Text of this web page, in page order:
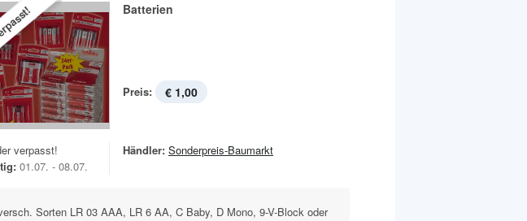
Batterien
Preis: € 1,00
verpasst!
01.07. - 08.07.
Händler: Sonderpreis-Baumarkt
Sorten LR 03 AAA, LR 6 AA, C Baby, D Mono, 9-V-Block oder